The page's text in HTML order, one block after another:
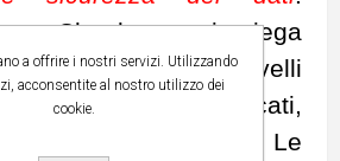
Cloud impiega
di sicurezza a più livelli
in data center certificati,
conformità al GDPR. Le
a offrire i nostri servizi. Utilizzando
acconsentite al nostro utilizzo dei
cookie.